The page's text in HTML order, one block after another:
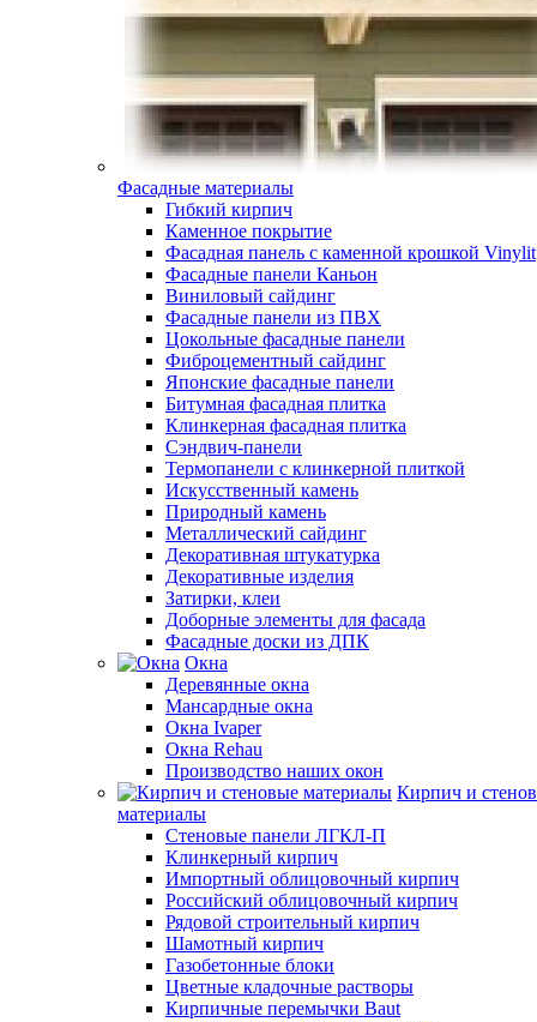
Фасадные материалы
Гибкий кирпич
Каменное покрытие
Фасадная панель с каменной крошкой Vinylit
Фасадные панели Каньон
Виниловый сайдинг
Фасадные панели из ПВХ
Цокольные фасадные панели
Фиброцементный сайдинг
Японские фасадные панели
Битумная фасадная плитка
Клинкерная фасадная плитка
Сэндвич-панели
Термопанели с клинкерной плиткой
Искусственный камень
Природный камень
Металлический сайдинг
Декоративная штукатурка
Декоративные изделия
Затирки, клеи
Доборные элементы для фасада
Фасадные доски из ДПК
Окна
Деревянные окна
Мансардные окна
Окна Ivaper
Окна Rehau
Производство наших окон
Кирпич и
материалы
Стеновые панели ЛГКЛ-П
Клинкерный кирпич
Импортный облицовочный кирпич
Российский облицовочный кирпич
Рядовой строительный кирпич
Шамотный кирпич
Газобетонные блоки
Цветные кладочные растворы
Кирпичные перемычки Baut